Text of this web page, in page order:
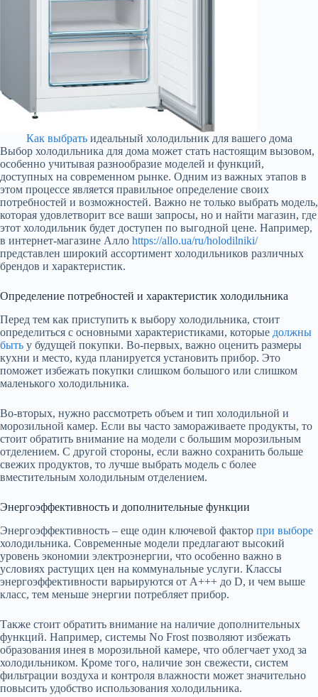
Как выбратьидеальный холодильник для вашего дома
Выбор холодильника для дома может стать настоящим вызовом,
особенно учитывая разнообразие моделей и функций,
доступных на современном рынке. Одним из важных этапов в
этом процессе является правильное определение своих
потребностей и возможностей. Важно не только выбрать модель,
которая удовлетворит все ваши запросы, но и найти магазин, где
этот холодильник будет доступен по выгодной цене. Например,
в интернет-магазине Алло https://allo.ua/ru/holodilniki/
представлен широкий ассортимент холодильников различных
брендов и характеристик.
Определение потребностей и характеристик холодильника
Перед тем как приступить к выбору холодильника, стоит
определиться с основными характеристиками, которые должны
быть у будущей покупки. Во-первых, важно оценить размеры
кухни и место, куда планируется установить прибор. Это
поможет избежать покупки слишком большого или слишком
маленького холодильника.
Во-вторых, нужно рассмотреть объем и тип холодильной и
морозильной камер. Если вы часто замораживаете продукты, то
стоит обратить внимание на модели с большим морозильным
отделением. С другой стороны, если важно сохранить больше
свежих продуктов, то лучше выбрать модель с более
вместительным холодильным отделением.
Энергоэффективность и дополнительные функции
Энергоэффективность – еще один ключевой фактор при выборе
холодильника. Современные модели предлагают высокий
уровень экономии электроэнергии, что особенно важно в
условиях растущих цен на коммунальные услуги. Классы
энергоэффективности варьируются от A+++ до D, и чем выше
класс, тем меньше энергии потребляет прибор.
Также стоит обратить внимание на наличие дополнительных
функций. Например, системы No Frost позволяют избежать
образования инея в морозильной камере, что облегчает уход за
холодильником. Кроме того, наличие зон свежести, систем
фильтрации воздуха и контроля влажности может значительно
повысить удобство использования холодильника.